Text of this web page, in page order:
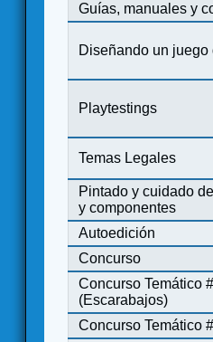
Guías, manuales y
Diseñando un juego
Playtestings
Temas Legales
Pintado y cuidado
y componentes
Autoedición
Concurso
Concurso Temático
(Escarabajos)
Concurso Temático